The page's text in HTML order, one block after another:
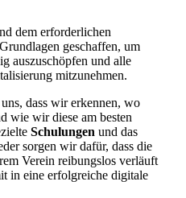
dem erforderlichen
geschaffen, um
auszuschöpfen und alle
mitzunehmen.
dass wir erkennen, wo
wie wir diese am besten
Schulungen und das
sorgen wir dafür, dass die
Verein reibungslos verläuft
in eine erfolgreiche digitale